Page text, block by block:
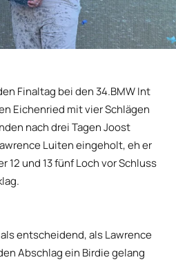
Finaltag bei den 34.BMW Int
Eichenried mit vier Schlägen
nach drei Tagen Joost
Luiten eingeholt, eh er
12 und 13 fünf Loch vor Schluss
entscheidend, als Lawrence
Abschlag ein Birdie gelang